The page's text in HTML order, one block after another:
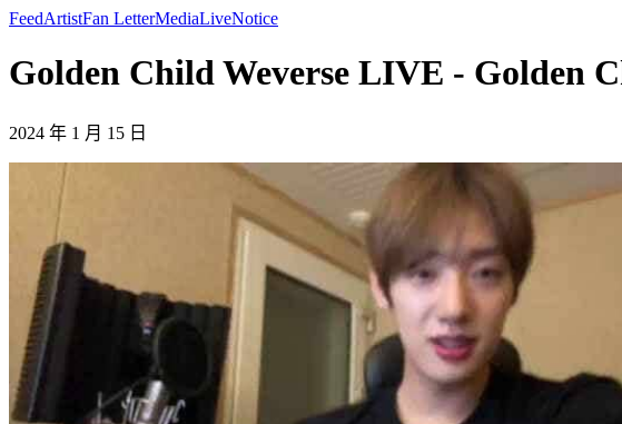
FeedArtistFan LetterMediaLiveNotice
Golden Child Weverse LIVE - Golden
2024 年 1 月 15 日